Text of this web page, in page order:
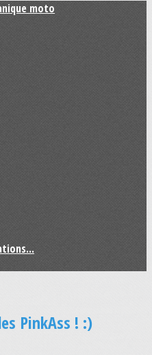
moto
PinkAss ! :)